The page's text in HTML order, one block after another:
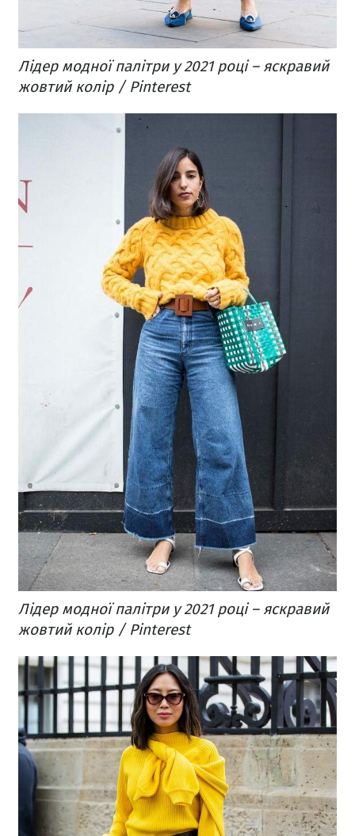
Лідер модної палітри у 2021 році – яскравий
жовтий колір / Pinterest
Лідер модної палітри у 2021 році – яскравий
жовтий колір / Pinterest